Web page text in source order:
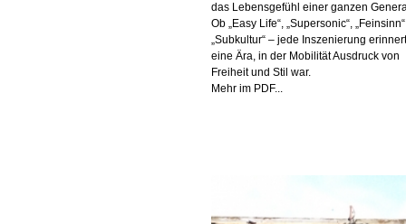
das Lebensgefühl einer ganzen
Ob „Easy Life“, „Supersonic“,
„Subkultur“ – jede Inszenierung
eine Ära, in der Mobilität Ausdruck von
Freiheit und Stil war.
Mehr im PDF...